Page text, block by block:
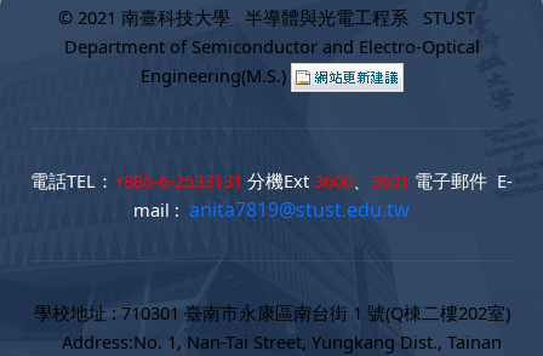
© 2021 南臺科技大學 半導體與光電工程系 STUST
Department of Semiconductor and Electro-Optical
Engineering(M.S.)
電話TEL： +886-6-2533131 分機Ext 3600、 3601 電子郵件 E-
mail : anita7819@stust.edu.tw
學校地址 : 710301 臺南市永康區南台街 1 號(Q棟二樓202室)
Address:No. 1, Nan-Tai Street, Yungkang Dist., Tainan